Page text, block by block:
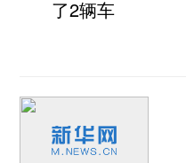
了2辆车